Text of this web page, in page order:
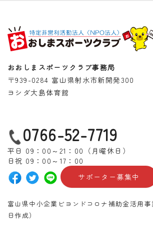
おおしまスポーツクラブ事務局
〒939-0284 富山県射水市新開発300
ヨシダ大島体育館
0766-52-7719
平日 09：00～21：00（月曜休日）
日祝 09：00～17：00
サポーター募集中
富山県中小企業ビヨンドコロナ補助金活用事
日作成）